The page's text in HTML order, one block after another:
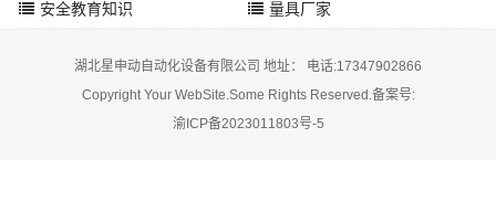
安全教育知识 量具厂家
湖北星申动自动化设备有限公司 地址： 电话:17347902866
Copyright Your WebSite.Some Rights Reserved.备案号:
渝ICP备2023011803号-5